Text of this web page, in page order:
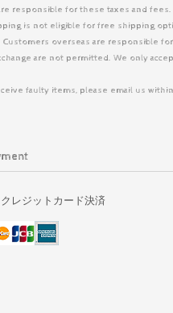
responsible for these taxes and fees.
is not eligible for free shipping
overseas are responsible
are not permitted. We only
faulty items, please email us
レジットカード決済